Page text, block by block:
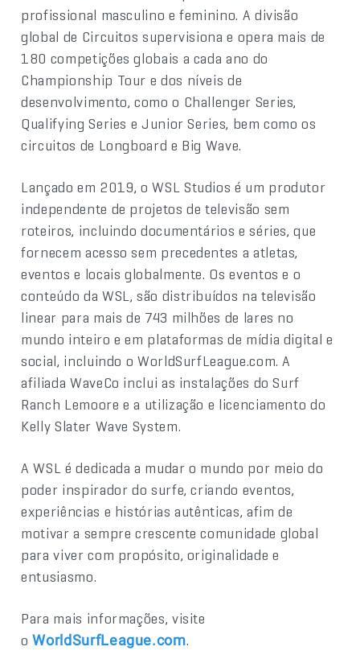
profissional masculino e feminino. A divisão
global de Circuitos supervisiona e opera mais de
180 competições globais a cada ano do
Championship Tour e dos níveis de
desenvolvimento, como o Challenger Series,
Qualifying Series e Junior Series, bem como os
circuitos de Longboard e Big Wave.
Lançado em 2019, o WSL Studios é um produtor
independente de projetos de televisão sem
roteiros, incluindo documentários e séries, que
fornecem acesso sem precedentes a atletas,
eventos e locais globalmente. Os eventos e o
conteúdo da WSL, são distribuídos na televisão
linear para mais de 743 milhões de lares no
mundo inteiro e em plataformas de mídia digital e
social, incluindo o WorldSurfLeague.com. A
afiliada WaveCo inclui as instalações do Surf
Ranch Lemoore e a utilização e licenciamento do
Kelly Slater Wave System.
A WSL é dedicada a mudar o mundo por meio do
poder inspirador do surfe, criando eventos,
experiências e histórias autênticas, afim de
motivar a sempre crescente comunidade global
para viver com propósito, originalidade e
entusiasmo.
Para mais informações, visite
oWorldSurfLeague.com.